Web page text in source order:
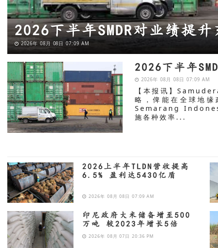
2026下半年
2026年 08月 08日 07:09 AM
【本报讯】
略，俾能在全球地
Semarang
施各种效率...
2026上半年TLDN营收提高
6.5% 盈利达5430亿盾
2026年 08月 08日 07:09 AM
印尼政府大米储备增至500
万吨 较2023年增长5倍
2026年 08月 07日 20:36 PM